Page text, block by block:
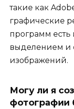
такие как
графические
программ есть
выделением и
изображений.
Могу ли я
фотографии